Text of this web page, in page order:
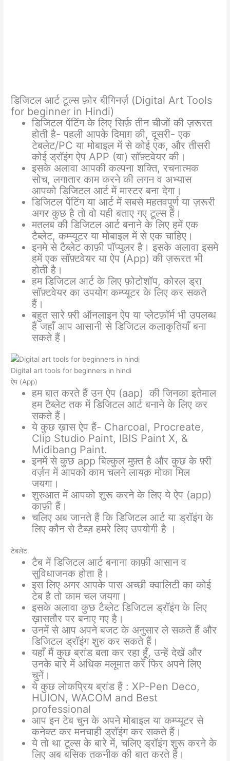
डिजिटल आर्ट टूल्स फ़ोर बीगिनर्ज़ (Digital Art Tools
for beginner in Hindi)
डिजिटल पेंटिंग के लिए सिर्फ़ तीन चीजों की ज़रूरत
होती है- पहली आपके दिमाग़ की, दूसरी- एक
टेबलेट/PC या मोबाइल में से कोई एक, और तीसरी
कोई ड्रॉइंग ऐप APP (या) सॉफ़्टवेयर की।
इसके अलावा आपकी कल्पना शक्ति, रचनात्मक
सोच, लगातार काम करने की लगन व अभ्यास
आपको डिजिटल आर्ट में मास्टर बना देगा।
डिजिटल पेंटिंग या आर्ट में सबसे महतवपूर्ण या ज़रूरी
अगर कुछ है तो वो यही बताए गए टूल्स हैं।
मतलब की डिजिटल आर्ट बनाने के लिए हमें एक
टैब्लेट, कम्प्यूटर या मोबाइल में से एक चाहिए।
इनमे से टैब्लेट काफ़ी पॉप्युलर है। इसके अलावा इसमे
हमें एक सॉफ़्टवेयर या ऐप (App) की ज़रूरत भी
होती है।
हम डिजिटल आर्ट के लिए फ़ोटोशॉप, कोरल ड्रा
सॉफ़्टवेयर का उपयोग कम्प्यूटर के लिए कर सकते
हैं।
बहुत सारे फ़्री ऑनलाइन ऐप या प्लेटफ़ॉर्म भी उपलब्ध
हैं जहाँ आप आसानी से डिजिटल कलाकृतियाँ बना
सकते हैं।
Digital art tools for beginners in hindi
ऐप (App)
हम बात करते हैं उन ऐप (aap) की जिनका इतेमाल
हम टैब्लेट तक में डिजिटल आर्ट बनाने के लिए कर
सकते हैं।
ये कुछ ख़ास ऐप हैं- Charcoal, Procreate,
Clip Studio Paint, IBIS Paint X, &
Midibang Paint.
इनमें से कुछ app बिल्कुल मुफ़्त है और कुछ के फ़्री
वर्ज़न में आपको काम चलने लायक़ मोका मिल
जयगा।
शुरुआत में आपको शुरू करने के लिए ये ऐप (app)
काफ़ी हैं।
चलिए अब जानते हैं कि डिजिटल आर्ट या ड्रॉइंग के
लिए कौन से टैब्ज़ हमरे लिए उपयोगी है ।
टेबलेट
टैब में डिजिटल आर्ट बनाना काफ़ी आसान व
सुविधाजनक होता है।
इस लिए अगर आपके पास अच्छी क्वालिटी का कोई
टेब है तो काम चल जयगा।
इसके अलावा कुछ टैब्लेट डिजिटल ड्रॉइंग के लिए
ख़ासतौर पर बनाए गए है।
उनमें से आप अपने बजट के अनुसार ले सकते हैं और
डिजिटल ड्रॉइंग शुरु कर सकते हैं।
यहाँ मैं कुछ ब्रांड बता कर रहा हूँ, उन्हें देखें और
उनके बारे में अधिक मलूमात करें फिर अपने लिए
चुनें।
ये कुछ लोकप्रिय ब्रांड हैं : XP-Pen Deco,
HUION, WACOM and Best
professional
आप इन टेब चुन के अपने मोबाइल या कम्प्यूटर से
कनेक्ट कर मनचाही ड्रॉइंग कर सकते हैं।
ये तो था टूल्स के बारे में, चलिए ड्रॉइंग शुरू करने के
लिए अब बसिक तकनीक की बात करते हैं।